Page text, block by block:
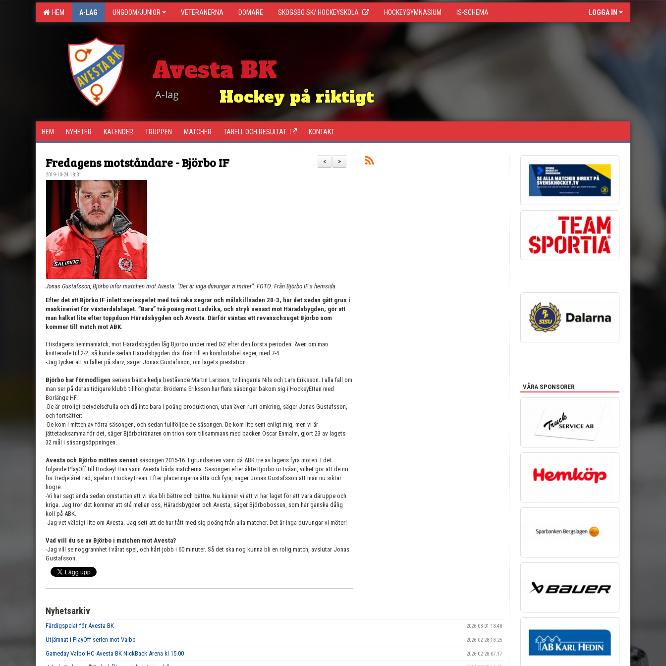
HEM A-LAG UNGDOM/JUNIOR VETERANERNA DOMARE SKOGSBO SK/ HOCKEYSKOLA HOCKEYGYMNASIUM IS-SCHEMA LOGGA IN
Avesta BK
Hockey på riktigt
A-lag
HEM NYHETER KALENDER TRUPPEN MATCHER TABELL OCH RESULTAT KONTAKT
>
<
Fredagens motståndare - Björbo IF
2019-10-24 18:31
Jonas Gustafsson, Björbo inför matchen mot Avesta: "Det är inga duvungar vi möter". FOTO: Från Björbo IF:s hemsida.
Efter det att Björbo IF inlett seriespelet med två raka segrar och målskillnaden 20-3, har det sedan gått grus i
maskineriet för västerdalslaget. ”Bara” två poäng mot Ludvika, och stryk senast mot Häradsbygden, gör att
man halkat lite efter toppduon Häradsbygden och Avesta. Därför väntas ett revanschsuget Björbo som
kommer till match mot ABK.
I tisdagens hemmamatch, mot Häradsbygden låg Björbo under med 0-2 efter den första perioden. Även om man
kvitterade till 2-2, så kunde sedan Häradsbygden dra ifrån till en komfortabel seger, med 7-4.
-Jag tycker att vi faller på slarv, säger Jonas Gustafsson, om lagets prestation.
Björbo har förmodligen seriens bästa kedja bestående Martin Larsson, tvillingarna Nils och Lars Eriksson. I alla fall om
man ser på deras tidigare klubb tillhörigheter. Bröderna Eriksson har flera säsonger bakom sig i HockeyEttan med
Borlänge HF.
-De är otroligt betydelsefulla och då inte bara i poäng produktionen, utan även runt omkring, säger Jonas Gustafsson,
och fortsätter:
-De kom i mitten av förra säsongen, och sedan fullföljde de säsongen. De kom lite sent enligt mig, men vi är
jättetacksamma för det, säger Björbotränaren om trion som tillsammans med backen Oscar Enmalm, gjort 23 av lagets
32 mål i säsongsöppningen.
Avesta och Björbo möttes senast säsongen 2015-16. I grundserien vann då ABK tre av lagens fyra möten. I det
följande PlayOff till HockeyEttan vann Avesta båda matcherna. Säsongen efter åkte Björbo ur tvåan, vilket gör att de nu
för tredje året rad, spelar i HockeyTrean. Efter placeringarna åtta och fyra, säger Jonas Gustafsson att man nu siktar
högre.
-Vi har sagt ända sedan omstarten att vi ska bli bättre och bättre. Nu känner vi att vi har laget för att vara däruppe och
kriga. Jag tror det kommer att stå mellan oss, Häradsbygden och Avesta, säger Björbobossen, som har ganska dålig
koll på ABK.
-Jag vet väldigt lite om Avesta. Jag sett att de har fått med sig poäng från alla matcher. Det är inga duvungar vi möter!
Vad vill du se av Björbo i matchen mot Avesta?
-Jag vill se noggrannhet i vårat spel, och hårt jobb i 60 minuter. Så det ska nog kunna bli en rolig match, avslutar Jonas
Gustafsson.
Nyhetsarkiv
Färdigspelat för Avesta BK 2026-03-01 18:48
Utjämnat i PlayOff serien mot Valbo 2026-02-28 18:25
Gameday Valbo HC-Avesta BK NickBack Arena kl 15.00 2026-02-28 07:17
VÅRA SPONSORER